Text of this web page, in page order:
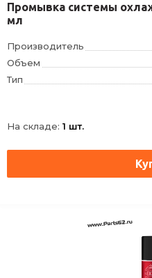
Промывка системы
мл
Производитель
Объем
Тип
На складе: 1 шт.